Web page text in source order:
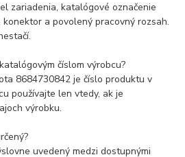
zariadenia, katalógové označenie
a povolený pracovný rozsah.
číslom výrobcu?
8684730842 je číslo produktu v
používajte len vtedy, ak je
výrobku.
uvedený medzi dostupnými